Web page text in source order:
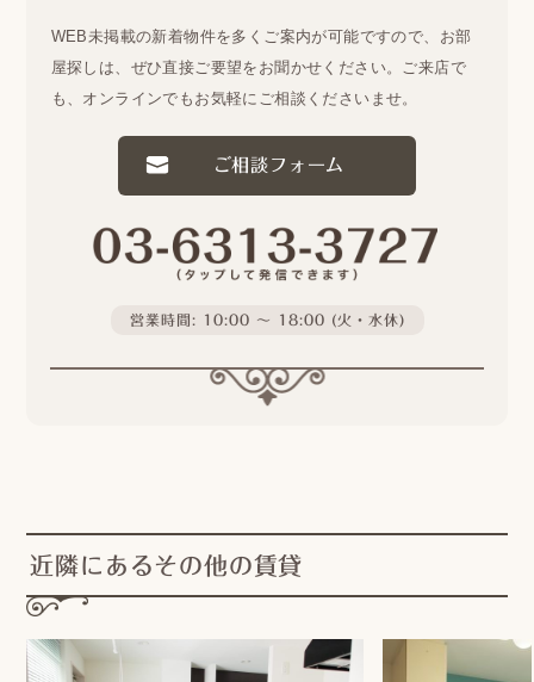
WEB未掲載の新着物件を多くご案内が可能ですので、 お部
屋探しは、ぜひ直接ご要望をお聞かせください。
ご来店で
も、オンラインでもお気軽にご相談くださいませ。
ご相談フォーム
営業時間: 10:00 〜 18:00 (火・水休)
近隣にあるその他の賃貸